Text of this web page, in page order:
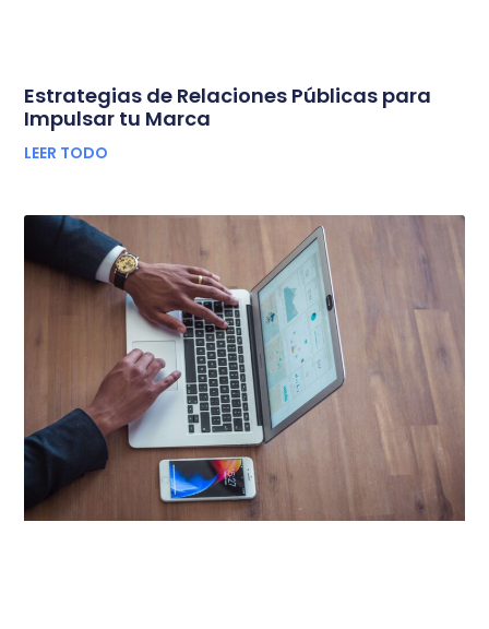
Estrategias de Relaciones Públicas para
Impulsar tu Marca
LEER TODO